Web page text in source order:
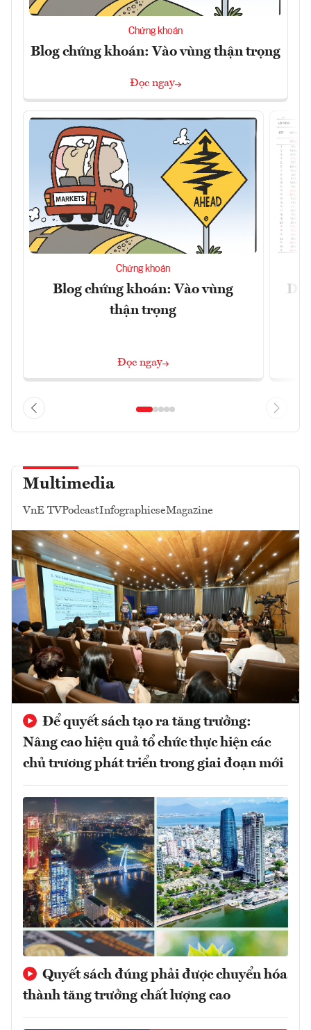
Chứng khoán
Blog chứng khoán: Vào vùng thận trọng
Đọc ngay
Chứng khoán
Blog chứng khoán: Vào vùng
thận trọng
Đọc ngay
Dự
Multimedia
VnE TVPodcastInfographicseMagazine
Để quyết sách tạo ra tăng trưởng:
Nâng cao hiệu quả tổ chức thực hiện các
chủ trương phát triển trong giai đoạn mới
Quyết sách đúng phải được chuyển hóa
thành tăng trưởng chất lượng cao